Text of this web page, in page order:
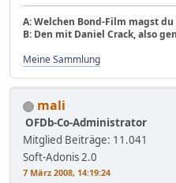
A: Welchen Bond-Film magst
B: Den mit Daniel Crack, also
Meine Sammlung
mali
OFDb-Co-Administrator
Mitglied Beiträge: 11.041
Soft-Adonis 2.0
7 März 2008, 14:19:24